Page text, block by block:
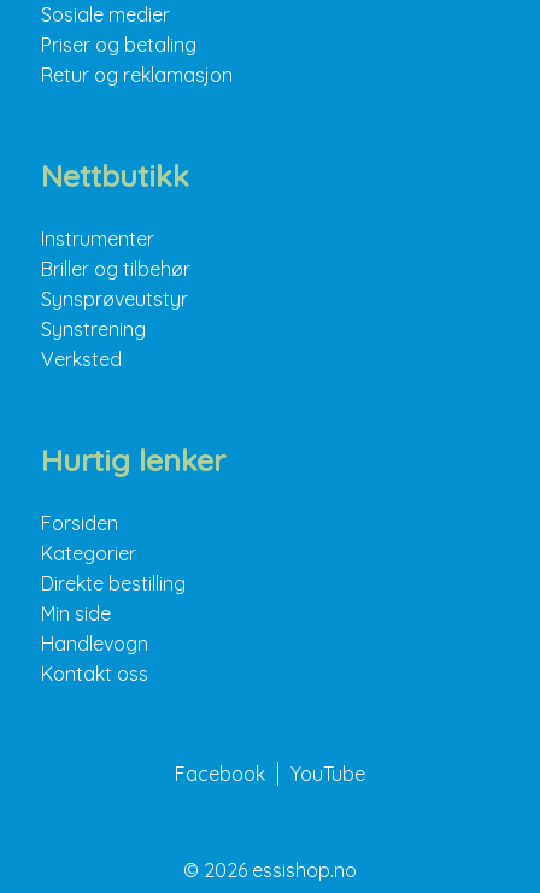
Sosiale medier
Priser og betaling
Retur og reklamasjon
Nettbutikk
Instrumenter
Briller og tilbehør
Synsprøveutstyr
Synstrening
Verksted
Hurtig lenker
Forsiden
Kategorier
Direkte bestilling
Min side
Handlevogn
Kontakt oss
Facebook YouTube
© 2026 essishop.no